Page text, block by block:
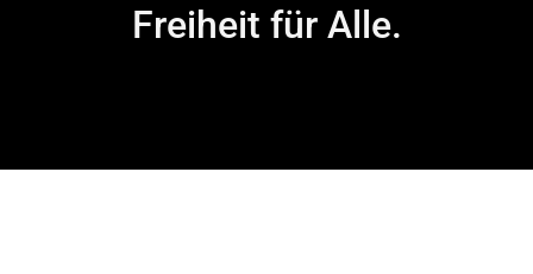
Freiheit für Alle.